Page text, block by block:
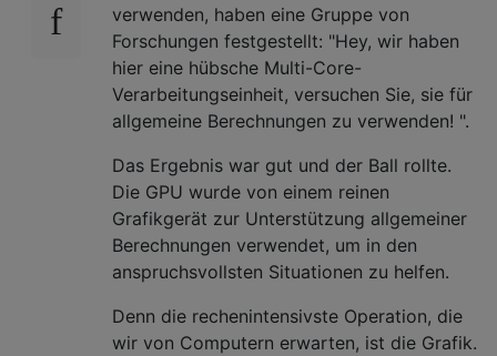
verwenden, haben eine Gruppe von
Forschungen festgestellt: "Hey, wir haben
hier eine hübsche Multi-Core-
Verarbeitungseinheit, versuchen Sie, sie für
allgemeine Berechnungen zu verwenden! ".
Das Ergebnis war gut und der Ball rollte.
Die GPU wurde von einem reinen
Grafikgerät zur Unterstützung allgemeiner
Berechnungen verwendet, um in den
anspruchsvollsten Situationen zu helfen.
Denn die rechenintensivste Operation, die
wir von Computern erwarten, ist die Grafik.